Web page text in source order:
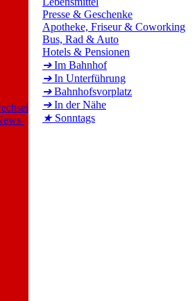
Presse & Geschenke
Apotheke, Friseur & Coworking
Bus, Rad & Auto
Hotels & Pensionen
➔Im Bahnhof
➔In Unterführung
➔Bahnhofsvorplatz
➔In der Nähe
★ Sonntags